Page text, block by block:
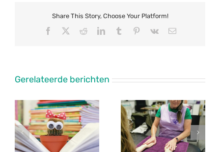
Share This Story, Choose Your Platform!
Facebook RedditLinkedInTumblr Pinterest
Vk
E-
Gerelateerde berichten